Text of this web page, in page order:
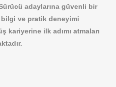
adaylarına güvenli bir
ve pratik deneyimi
kariyerine ilk adımı atmaları